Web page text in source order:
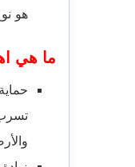
هو
ما هي